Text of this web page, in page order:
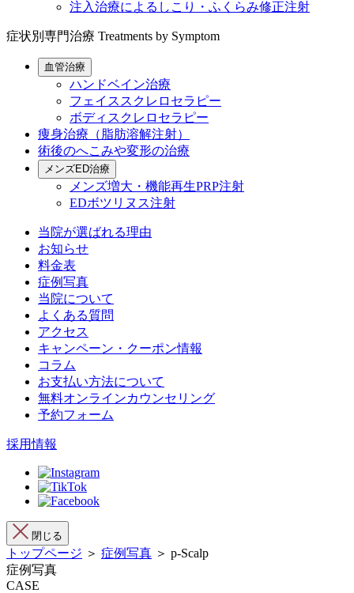
注入治療によるしこり・ふくらみ修正注射
症状別専門治療 Treatments by Symptom
血管治療
ハンドベイン治療
フェイススクレロセラピー
ボディスクレロセラピー
痩身治療（脂肪溶解注射）
術後のへこみや変形の治療
メンズED治療
メンズ増大・機能再生PRP注射
EDボツリヌス注射
当院が選ばれる理由
お知らせ
料金表
症例写真
当院について
よくある質問
アクセス
キャンペーン・クーポン情報
コラム
お支払い方法について
無料オンラインカウンセリング
予約フォーム
採用情報
閉じる
トップページ ＞ 症例写真 ＞ p-Scalp
症例写真
CASE